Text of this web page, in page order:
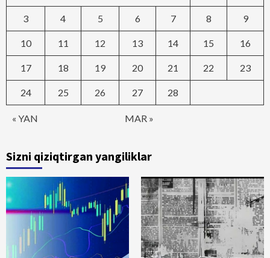
« YAN MAR »
3 4 5 6 7 8 9
10 11 12 13 14 15 16
17 18 19 20 21 22 23
24 25 26 27 28
Sizni qiziqtirgan yangiliklar